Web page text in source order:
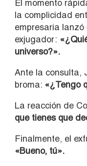
El momento
la complicidad
empresaria
exjugador:
universo?».
Ante la consulta,
broma: «¿Tengo
La reacción de
que tienes que
Finalmente, el
«Bueno, tú».